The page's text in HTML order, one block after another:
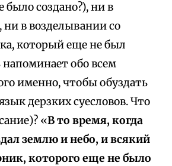
было создано?), ни в
ни в возделывании со
который еще не был
напоминает обо всем
именно, чтобы обуздать
дерзких суесловов. Что
«В то время, когда
землю и небо, и всякий
которого еще не было